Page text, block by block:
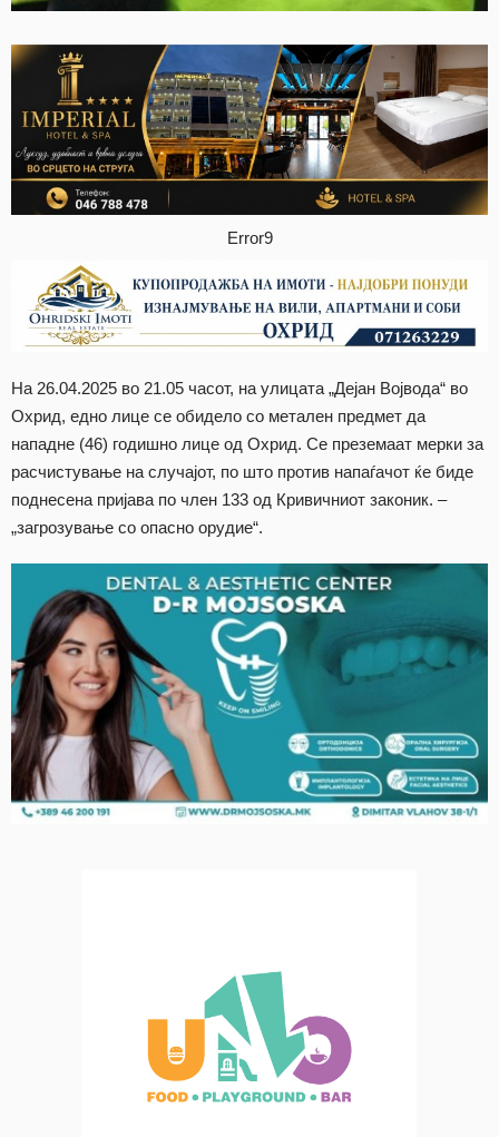
Error9
На 26.04.2025 во 21.05 часот, на улицата „Дејан Војвода“ во
Охрид, едно лице се обидело со метален предмет да
нападне (46) годишно лице од Охрид. Се преземаат мерки за
расчистување на случајот, по што против напаѓачот ќе биде
поднесена пријава по член 133 од Кривичниот законик. –
„загрозување со опасно орудие“.